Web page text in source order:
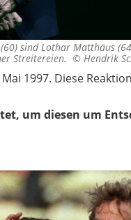
sind Lothar Matthäus
Streitereien. © Hendrik
1997. Diese
um diesen um